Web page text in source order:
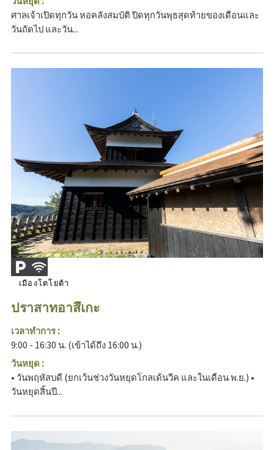
ศาลเจ้าเปิดทุกวัน หอคลังสมบัติ ปิดทุกวันพุธสุดท้ายของเดือนและ
วันถัดไป และวัน...
เมืองโตโยต้า
ปราสาทอาสึเกะ
เวลาทำการ :
9:00 - 16:30 น. (เข้าได้ถึง 16:00 น.)
วันหยุด :
• วันพฤหัสบดี (ยกเว้นช่วงวันหยุดโกลเด้นวีค และในเดือน พ.ย.) •
วันหยุดสิ้นปี...